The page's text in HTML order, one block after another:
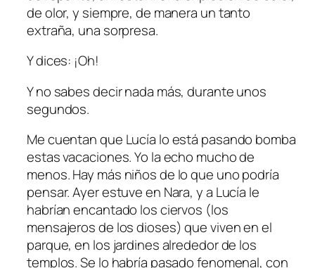
de olor, y siempre, de manera un tanto
extraña, una sorpresa.
Y dices: ¡Oh!
Y no sabes decir nada más, durante unos
segundos.
Me cuentan que Lucía lo está pasando bomba
estas vacaciones. Yo la echo mucho de
menos. Hay más niños de lo que uno podría
pensar. Ayer estuve en Nara, y a Lucía le
habrían encantado los ciervos (los
mensajeros de los dioses) que viven en el
parque, en los jardines alrededor de los
templos. Se lo habría pasado fenomenal, con